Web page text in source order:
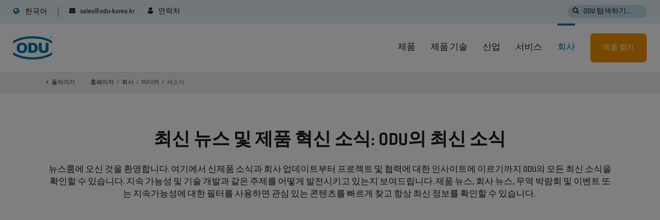
한국어 sales@odu-korea.kr 연락처 ODU 탐색하기...
제품 제품 기술 산업 서비스 회사 제품 찾기
돌아가기 홈페이지 회사 미디어 새소식
최신 뉴스 및 제품 혁신 소식: ODU의 최신 소식
뉴스룸에 오신 것을 환영합니다. 여기에서 신제품 소식과 회사 업데이트부터 프로젝트 및 협력에 대한 인사이트에 이르기까지 ODU의 모든 최신 소식을
확인할 수 있습니다. 지속 가능성 및 기술 개발과 같은 주제를 어떻게 발전시키고 있는지 보여드립니다. 제품 뉴스, 회사 뉴스, 무역 박람회 및 이벤트 또
는 지속가능성에 대한 필터를 사용하면 관심 있는 콘텐츠를 빠르게 찾고 항상 최신 정보를 확인할 수 있습니다.